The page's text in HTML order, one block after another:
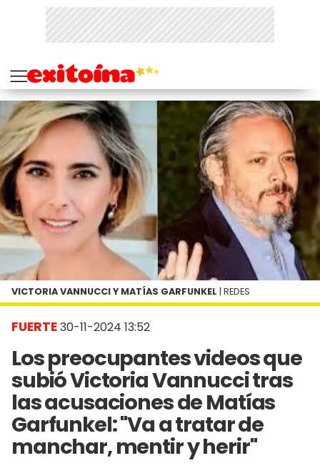
FUERTE30-11-2024 13:52
Los preocupantes videos que
subió Victoria Vannucci tras
las acusaciones de Matías
Garfunkel: "Va a tratar de
manchar, mentir y herir"
VICTORIA VANNUCCI Y MATÍAS GARFUNKEL | REDES